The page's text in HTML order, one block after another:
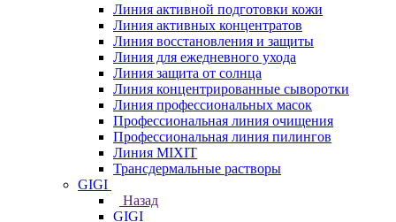
Линия активной подготовки кожи
Линия активных концентратов
Линия восстановления и защиты
Линия для ежедневного ухода
Линия защита от солнца
Линия концентрированные сыворотки
Линия профессиональных масок
Профессиональная линия очищения
Профессиональная линия пилингов
Линия MIXIT
Трансдермальные растворы
GIGI
Назад
GIGI